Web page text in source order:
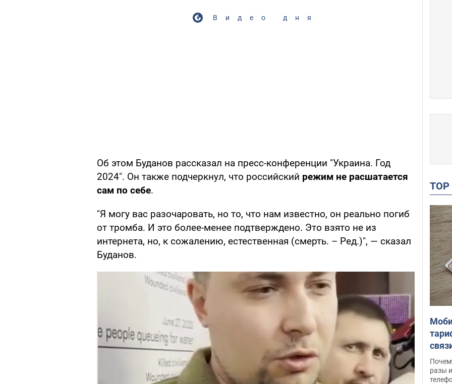
Видео дня
Об этом Буданов рассказал на пресс-конференции "Украина. Год
2024". Он также подчеркнул, что российский режим не расшатается
сам по себе.
"Я могу вас разочаровать, но то, что нам известно, он реально погиб
от тромба. И это более-менее подтверждено. Это взято не из
интернета, но, к сожалению, естественная (смерть. – Ред.)", — сказал
Буданов.
разы